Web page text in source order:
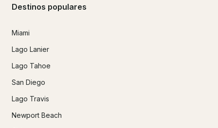
Destinos populares
Miami
Lago Lanier
Lago Tahoe
San Diego
Lago Travis
Newport Beach